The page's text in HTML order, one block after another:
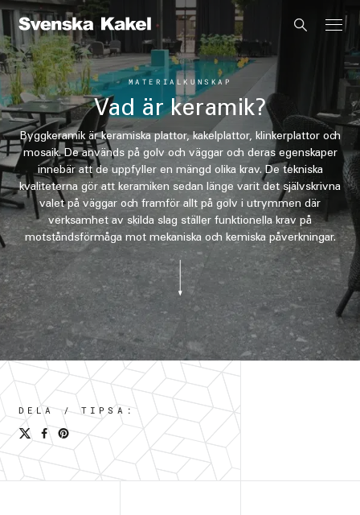
MATERIALKUNSKAP
Vad är keramik?
Byggkeramik är keramiska plattor, kakelplattor, klinkerplattor och
mosaik. De används på golv och väggar och deras egenskaper
innebär att de uppfyller en mängd olika krav. De tekniska
kvaliteterna gör att keramiken sedan länge varit det självskrivna
valet på väggar och framför allt på golv i utrymmen där
verksamhet av skilda slag ställer funktionella krav på
motståndsförmåga mot mekaniska och kemiska påverkningar.
DELA / TIPSA: